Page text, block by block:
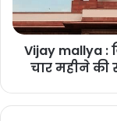
Vijay mallya :
चार महीने की